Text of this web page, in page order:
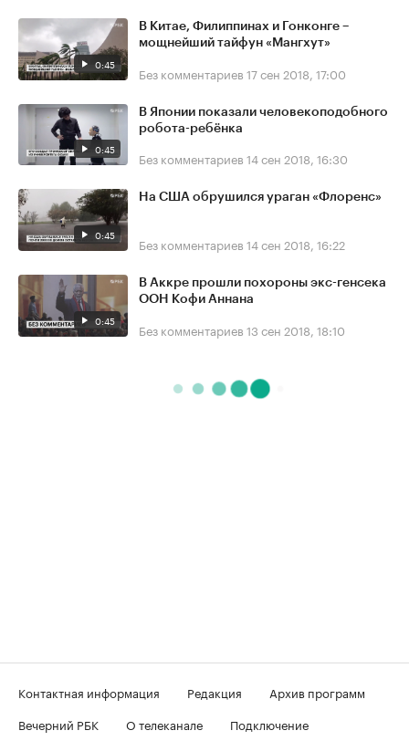
0:45
В Китае, Филиппинах и Гонконге –
мощнейший тайфун «Мангхут»
Без комментариев 17 сен 2018, 17:00
0:45
В Японии показали человекоподобного
робота-ребёнка
Без комментариев 14 сен 2018, 16:30
0:45
На США обрушился ураган «Флоренс»
Без комментариев 14 сен 2018, 16:22
0:45
В Аккре прошли похороны экс-генсека
ООН Кофи Аннана
Без комментариев 13 сен 2018, 18:10
Контактная информация Редакция
Архив программ
Вечерний РБК
О телеканале
Подключение